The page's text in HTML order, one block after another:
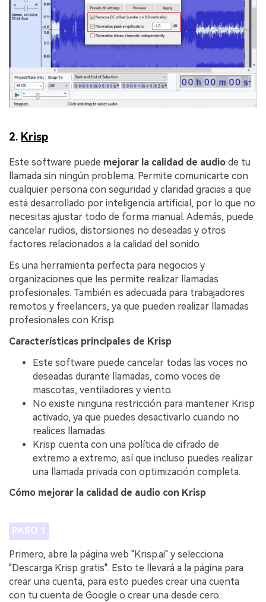
2. Krisp
Este software puede mejorar la calidad de audio de tu
llamada sin ningún problema. Permite comunicarte con
cualquier persona con seguridad y claridad gracias a que
está desarrollado por inteligencia artificial, por lo que no
necesitas ajustar todo de forma manual. Además, puede
cancelar rudios, distorsiones no deseadas y otros
factores relacionados a la calidad del sonido.
Es una herramienta perfecta para negocios y
organizaciones que les permite realizar llamadas
profesionales. También es adecuada para trabajadores
remotos y freelancers, ya que pueden realizar llamadas
profesionales con Krisp.
Características principales de Krisp
Este software puede cancelar todas las voces no
deseadas durante llamadas, como voces de
mascotas, ventiladores y viento.
No existe ninguna restricción para mantener Krisp
activado, ya que puedes desactivarlo cuando no
realices llamadas.
Krisp cuenta con una política de cifrado de
extremo a extremo, así que incluso puedes realizar
una llamada privada con optimización completa.
Cómo mejorar la calidad de audio con Krisp
PASO 1
Primero, abre la página web "Krisp.ai" y selecciona
"Descarga Krisp gratis". Esto te llevará a la página para
crear una cuenta, para esto puedes crear una cuenta
con tu cuenta de Google o crear una desde cero.